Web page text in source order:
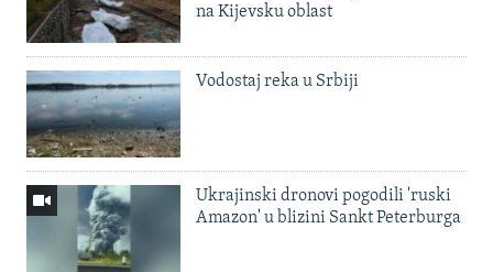
na Kijevsku oblast
Vodostaj reka u Srbiji
Ukrajinski dronovi pogodili 'ruski
Amazon' u blizini Sankt Peterburga